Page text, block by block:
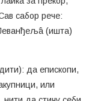
сабор рече:
(ишта)
да епископи,
или